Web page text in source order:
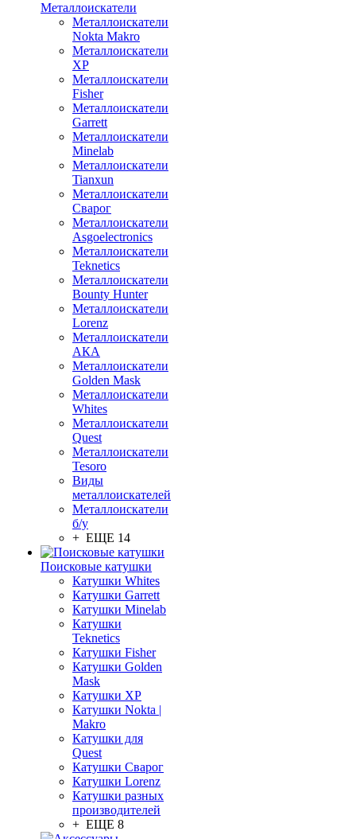
Металлоискатели
Металлоискатели
Nokta Makro
Металлоискатели
XP
Металлоискатели
Fisher
Металлоискатели
Garrett
Металлоискатели
Minelab
Металлоискатели
Tianxun
Металлоискатели
Сварог
Металлоискатели
Asgoelectronics
Металлоискатели
Teknetics
Металлоискатели
Bounty Hunter
Металлоискатели
Lorenz
Металлоискатели
АКА
Металлоискатели
Golden Mask
Металлоискатели
Whites
Металлоискатели
Quest
Металлоискатели
Tesoro
Виды
металлоискателей
Металлоискатели
б/у
+ ЕЩЕ 14
Поисковые катушки
Катушки Whites
Катушки Garrett
Катушки Minelab
Катушки
Teknetics
Катушки Fisher
Катушки Golden
Mask
Катушки XP
Катушки Nokta |
Makro
Катушки для
Quest
Катушки Сварог
Катушки Lorenz
Катушки разных
производителей
+ ЕЩЕ 8